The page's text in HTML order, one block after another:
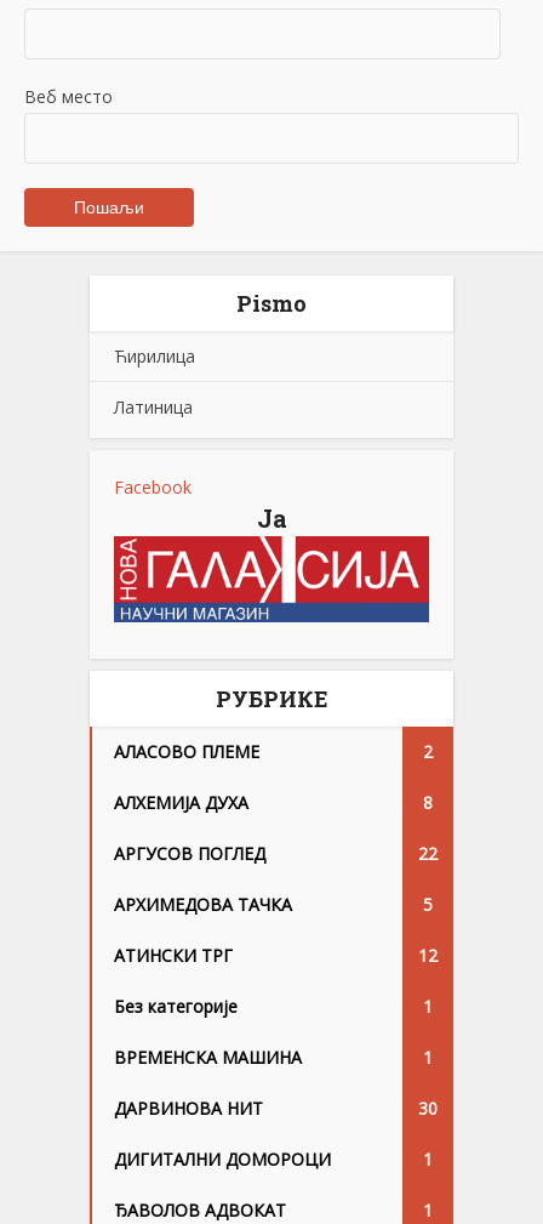
Веб место
Pismo
Ћирилица
Латиница
Facebook
Ја
РУБРИКЕ
АЛАСОВО ПЛЕМЕ 2
АЛХЕМИЈА ДУХА 8
АРГУСОВ ПОГЛЕД 22
АРХИМЕДОВА ТАЧКА 5
АТИНСКИ ТРГ 12
Без категорије 1
ВРЕМЕНСКА МАШИНА 1
ДАРВИНОВА НИТ 30
ДИГИТАЛНИ ДОМОРОЦИ 1
ЂАВОЛОВ АДВОКАТ 1